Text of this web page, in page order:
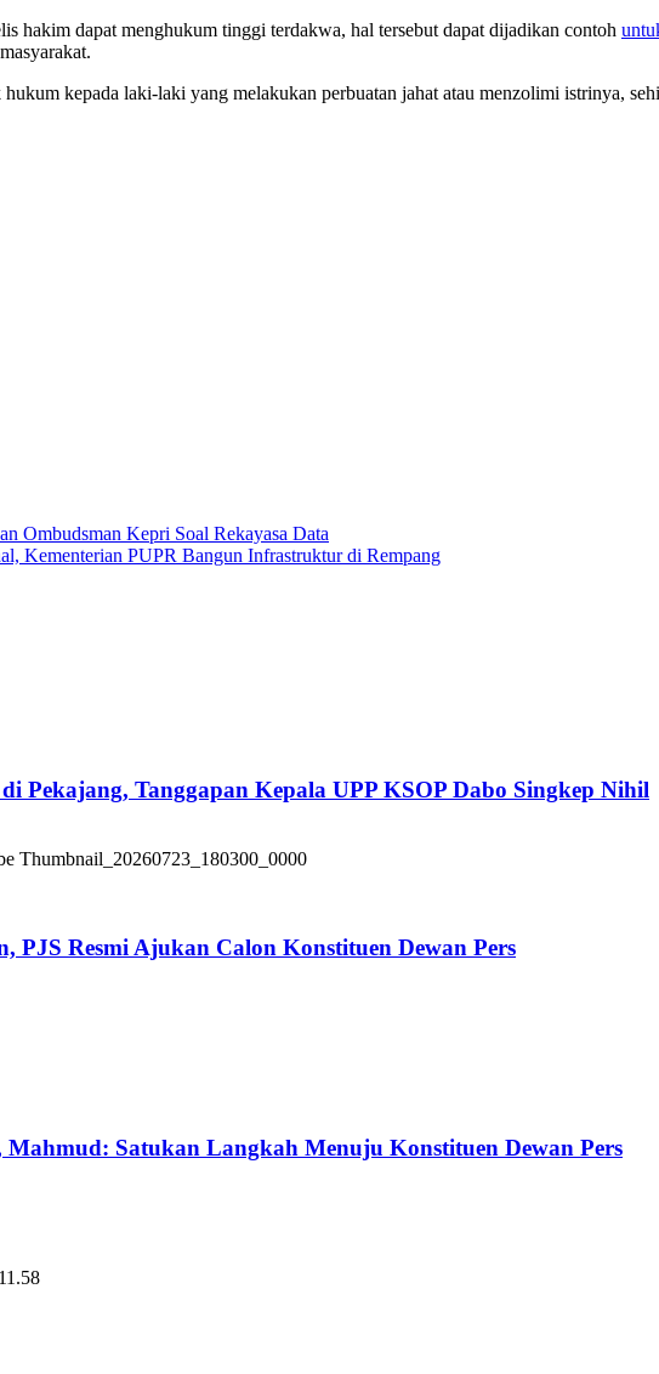
hakim dapat menghukum tinggi terdakwa, hal tersebut dapat dijadikan contoh
kepada laki-laki yang melakukan perbuatan jahat atau menzolimi istrinya,
Ombudsman Kepri Soal Rekayasa Data
Kementerian PUPR Bangun Infrastruktur di Rempang
Pekajang, Tanggapan Kepala UPP KSOP Dabo Singkep Nihil
PJS Resmi Ajukan Calon Konstituen Dewan Pers
Satukan Langkah Menuju Konstituen Dewan Pers